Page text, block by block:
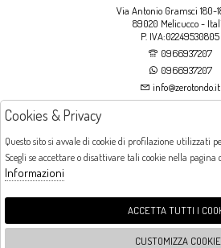
Via Antonio Gramsci 180-
89020 Melicucco -
P. IVA:02249530805
0966937207
0966937207
info@zerotondo.it
Orari di apertura
LUNEDI: CHIUSO LA MATTINA - DALLE 16:00
Cookies & Privacy
Questo sito si avvale di cookie di profilazione utilizzati
Scegli se accettare o disattivare tali cookie nella pagina
Informazioni
ACCETTA TUTTI I
CUSTOMIZZA